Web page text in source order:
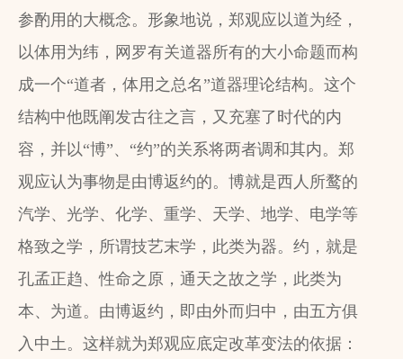
参酌用的大概念。形象地说，郑观应以道为经，
以体用为纬，网罗有关道器所有的大小命题而构
成一个“道者，体用之总名”道器理论结构。这个
结构中他既阐发古往之言，又充塞了时代的内
容，并以“博”、“约”的关系将两者调和其内。郑
观应认为事物是由博返约的。博就是西人所鹜的
汽学、光学、化学、重学、天学、地学、电学等
格致之学，所谓技艺末学，此类为器。约，就是
孔孟正趋、性命之原，通天之故之学，此类为
本、为道。由博返约，即由外而归中，由五方俱
入中土。这样就为郑观应底定改革变法的依据：